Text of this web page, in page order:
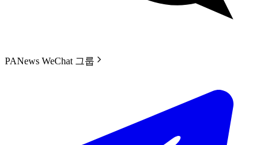
PANews WeChat 그룹